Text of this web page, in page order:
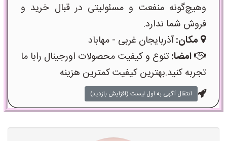
وهیچ‌گونه منفعت و مسئولیتی در قبال خرید و
فروش شما ندارد.
مکان:آذربایجان غربی - مهاباد
امضا:تنوع و کیفیت محصولات اورجینال رابا ما
تجربه کنید.بهترین کیفیت کمترین هزینه
انتقال آگهی به اول لیست (افزایش بازدید)